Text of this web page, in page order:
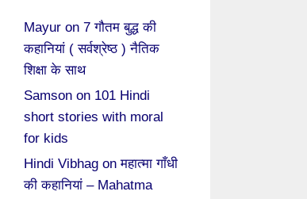
Mayur on 7 गौतम बुद्ध की
कहानियां ( सर्वश्रेष्ठ ) नैतिक
शिक्षा के साथ
Samson on 101 Hindi
short stories with moral
for kids
Hindi Vibhag onमहात्मा गाँधी
की कहानियां – Mahatma